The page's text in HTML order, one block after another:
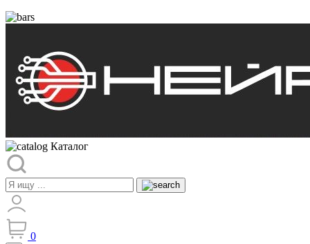
Каталог
0